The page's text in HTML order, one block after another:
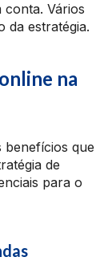
conta. Vários
da estratégia.
na
benefícios que
de
para o